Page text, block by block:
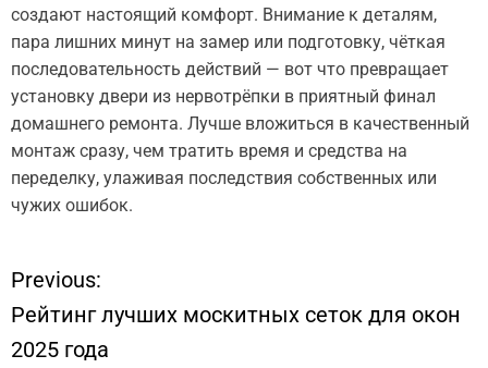
создают настоящий комфорт. Внимание к деталям,
пара лишних минут на замер или подготовку, чёткая
последовательность действий — вот что превращает
установку двери из нервотрёпки в приятный финал
домашнего ремонта. Лучше вложиться в качественный
монтаж сразу, чем тратить время и средства на
переделку, улаживая последствия собственных или
чужих ошибок.
Н
а
Previous:
Рейтинг лучших москитных сеток для окон
2025 года